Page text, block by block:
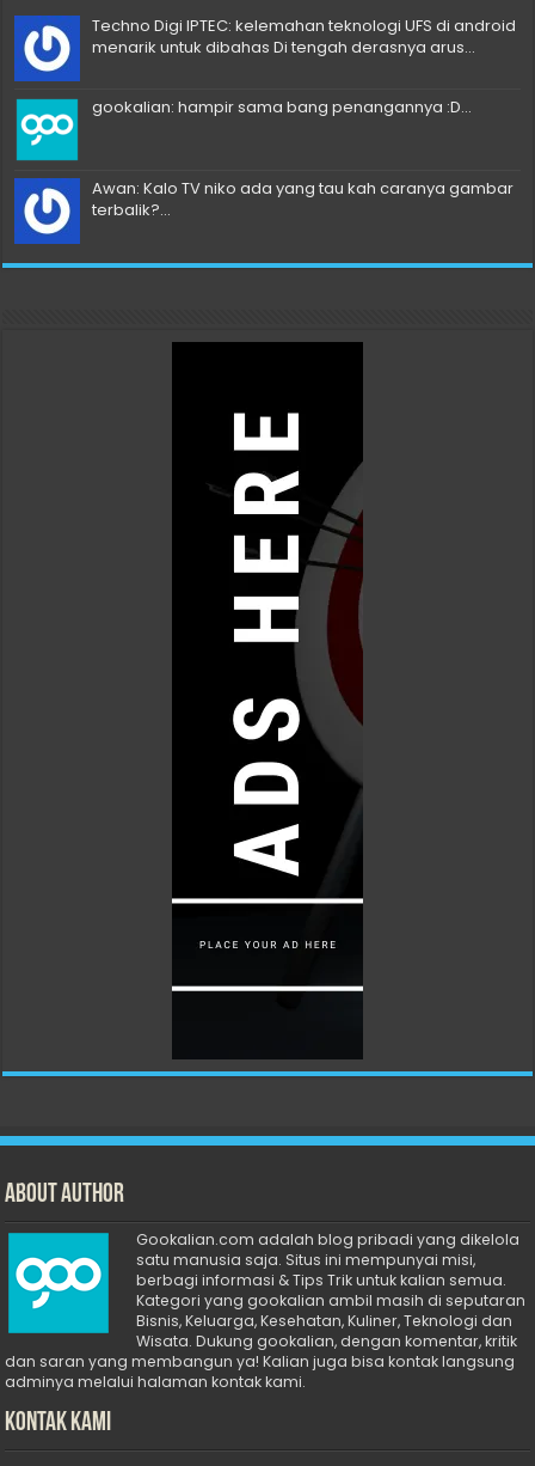
Techno Digi IPTEC: kelemahan teknologi UFS di android
menarik untuk dibahas Di tengah derasnya arus...
gookalian: hampir sama bang penangannya :D...
Awan: Kalo TV niko ada yang tau kah caranya gambar
terbalik?...
About Author
Gookalian.com adalah blog pribadi yang dikelola
satu manusia saja. Situs ini mempunyai misi,
berbagi informasi & Tips Trik untuk kalian semua.
Kategori yang gookalian ambil masih di seputaran
Bisnis, Keluarga, Kesehatan, Kuliner, Teknologi dan
Wisata. Dukung gookalian, dengan komentar, kritik
dan saran yang membangun ya! Kalian juga bisa kontak langsung
adminya melalui halaman kontak kami.
Kontak Kami